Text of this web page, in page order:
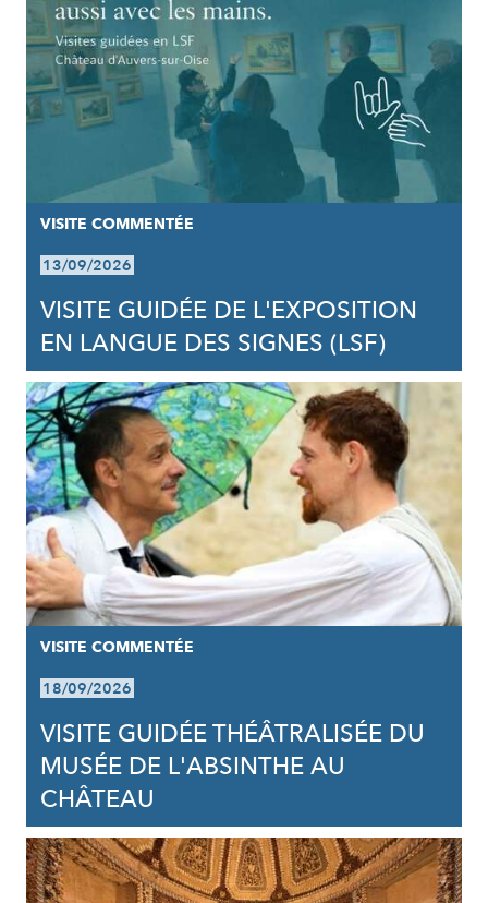
VISITE COMMENTÉE
13/09/2026
VISITE GUIDÉE DE L'EXPOSITION
EN LANGUE DES SIGNES (LSF)
VISITE COMMENTÉE
18/09/2026
VISITE GUIDÉE THÉÂTRALISÉE DU
MUSÉE DE L'ABSINTHE AU
CHÂTEAU